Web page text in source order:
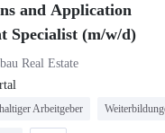
and Application
Specialist (m/w/d)
Real Estate
Arbeitgeber